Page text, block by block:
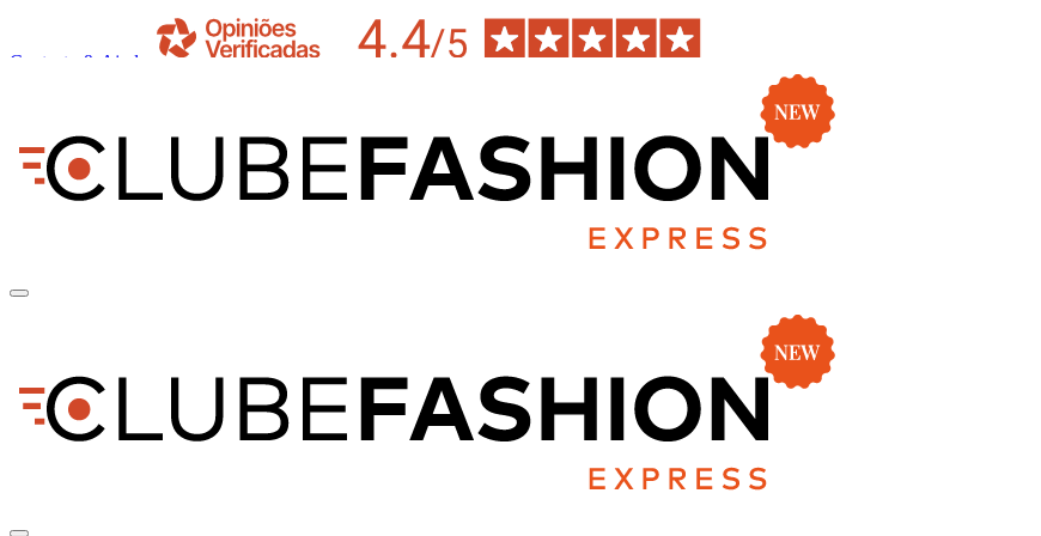
Contacto & Ajuda